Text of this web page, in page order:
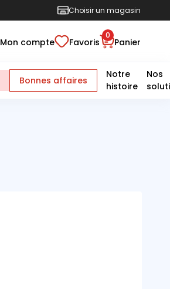
Choisir un magasin
Mon compte Favoris
0
Panier
Bonnes affaires
Notre
histoire
Nos